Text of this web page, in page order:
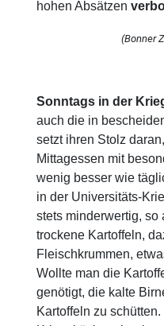
hohen Absätzen
(Bonner
Sonntags in der
auch die in
setzt ihren Stolz
Mittagessen mit
wenig besser wie
in der Universitäts-
stets minderwertig, so
trockene Kartoffeln,
Fleischkrummen,
Wollte man die
genötigt, die kalte
Kartoffeln zu